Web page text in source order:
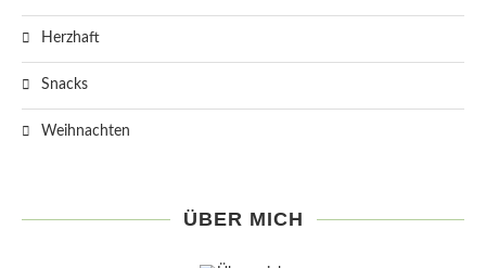
Herzhaft
Snacks
Weihnachten
ÜBER MICH